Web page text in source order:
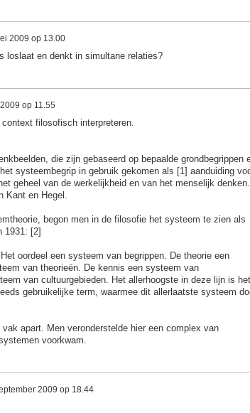
2009 op 13.00
loslaat en denkt in simultane relaties?
op 11.55
filosofisch interpreteren.
die zijn gebaseerd op bepaalde grondbegrippen
systeembegrip in gebruik gekomen als [1] aanduiding
geheel van de werkelijkheid en van het menselijk denken.
en Hegel.
begon men in de filosofie het systeem te zien als
1931: [2]
oordeel een systeem van begrippen. De theorie een
van theorieën. De kennis een systeem van
van cultuurgebieden. Het allerhoogste in deze lijn is het
gebruikelijke term, waarmee dit allerlaatste systeem
apart. Men veronderstelde hier een complex van
voorkwam.
2009 op 18.44